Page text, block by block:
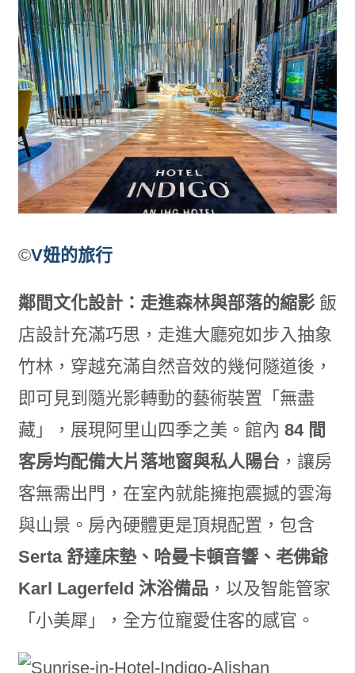
©V妞的旅行
鄰間文化設計：走進森林與部落的縮影飯
店設計充滿巧思，走進大廳宛如步入抽象
竹林，穿越充滿自然音效的幾何隧道後，
即可見到隨光影轉動的藝術裝置「無盡
藏」，展現阿里山四季之美。館內 84 間
客房均配備大片落地窗與私人陽台，讓房
客無需出門，在室內就能擁抱震撼的雲海
與山景。房內硬體更是頂規配置，包含
Serta 舒達床墊、哈曼卡頓音響、老佛爺
Karl Lagerfeld 沐浴備品，以及智能管家
「小美犀」，全方位寵愛住客的感官。